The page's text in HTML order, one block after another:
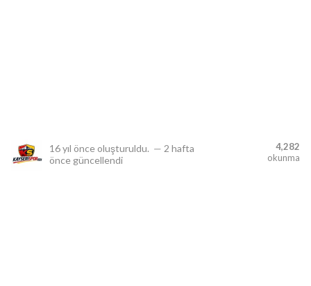
16 yıl önce oluşturuldu. — 2 hafta
önce güncellendi
4,282
okunma